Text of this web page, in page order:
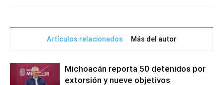
Artículos relacionados Más del autor
Michoacán reporta 50 detenidos por
extorsión y nueve objetivos